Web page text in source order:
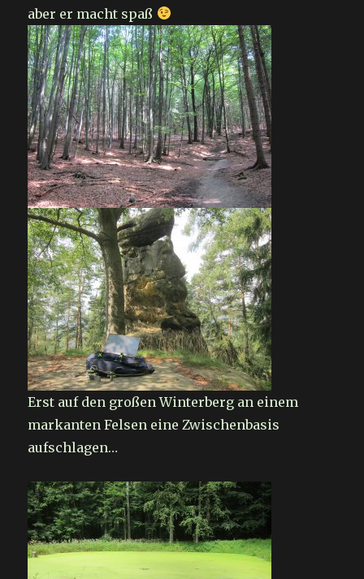
aber er macht spaß
Erst auf den großen Winterberg an einem
markanten Felsen eine Zwischenbasis
aufschlagen…